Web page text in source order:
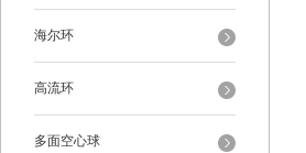
海尔环
高流环
多面空心球